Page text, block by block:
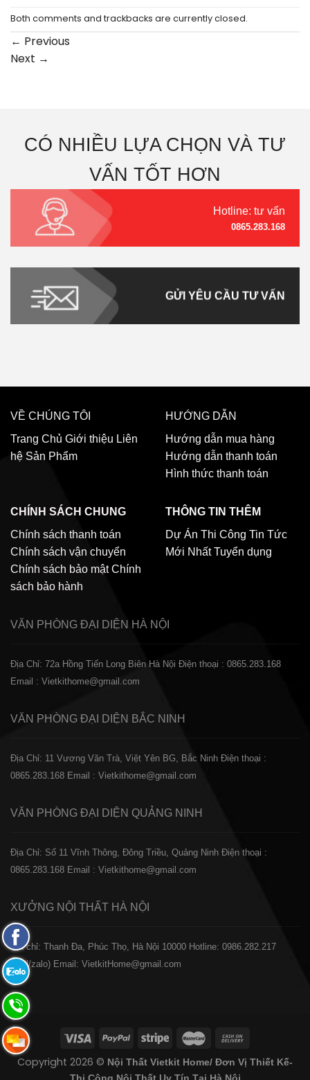
Both comments and trackbacks are currently closed.
← Previous
Next →
CÓ NHIỀU LỰA CHỌN VÀ TƯ
VẤN TỐT HƠN
Hotline: tư vấn
0865.283.168
GỬI YÊU CẦU TƯ VẤN
VỀ CHÚNG TÔI
Trang Chủ Giới thiệu Liên
hệ Sản Phẩm
HƯỚNG DẪN
Hướng dẫn mua hàng
Hướng dẫn thanh toán
Hình thức thanh toán
CHÍNH SÁCH CHUNG
Chính sách thanh toán
Chính sách vận chuyển
Chính sách bảo mật Chính
sách bảo hành
THÔNG TIN THÊM
Dự Án Thi Công Tin Tức
Mới Nhất Tuyển dụng
VĂN PHÒNG ĐẠI DIỆN HÀ NỘI
Địa Chỉ: 72a Hồng Tiến Long Biên Hà Nội Điện thoại : 0865.283.168
Email : Vietkithome@gmail.com
VĂN PHÒNG ĐẠI DIỆN BẮC NINH
Địa Chỉ: 11 Vương Văn Trà, Việt Yên BG, Bắc Ninh Điện thoại :
0865.283.168 Email : Vietkithome@gmail.com
VĂN PHÒNG ĐẠI DIỆN QUẢNG NINH
Địa Chỉ: Số 11 Vĩnh Thông, Đông Triều, Quảng Ninh Điện thoại :
0865.283.168 Email : Vietkithome@gmail.com
XƯỞNG NỘI THẤT HÀ NỘI
️Địa chỉ: Thanh Đa, Phúc Thọ, Hà Nội 10000 Hotline: 0986.282.217
(Call/zalo) Email: VietkitHome@gmail.com
Copyright 2026 © Nội Thất Vietkit Home/ Đơn Vị Thiết Kế-
Fanpage
Facebook
Zalo:
0865.283.168
Hotline:
0865.283.168
Hotline:
0865.283.168